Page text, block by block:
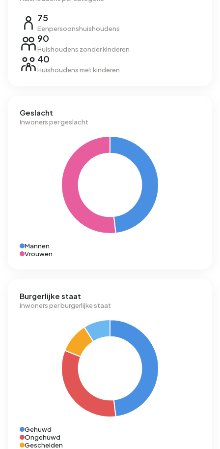
75
Eenpersoonshuishoudens
90
Huishoudens zonder kinderen
40
Huishoudens met kinderen
Geslacht
Inwoners per geslacht
Mannen
Vrouwen
Burgerlijke staat
Inwoners per burgerlijke staat
Gehuwd
Ongehuwd
Gescheiden